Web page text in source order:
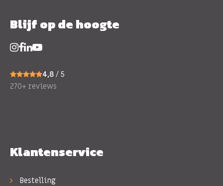
Blijf op de hoogte
4,8 / 5
270+ reviews
Klantenservice
Bestelling